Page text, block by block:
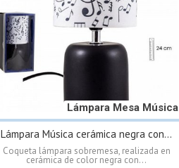
Lámpara Mesa Música
Lámpara Música cerámica negra con...
Coqueta lámpara sobremesa, realizada en
cerámica de color negra con...